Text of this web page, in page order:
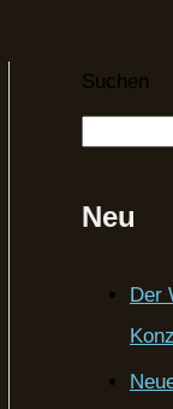
Suchen
Neu
Der